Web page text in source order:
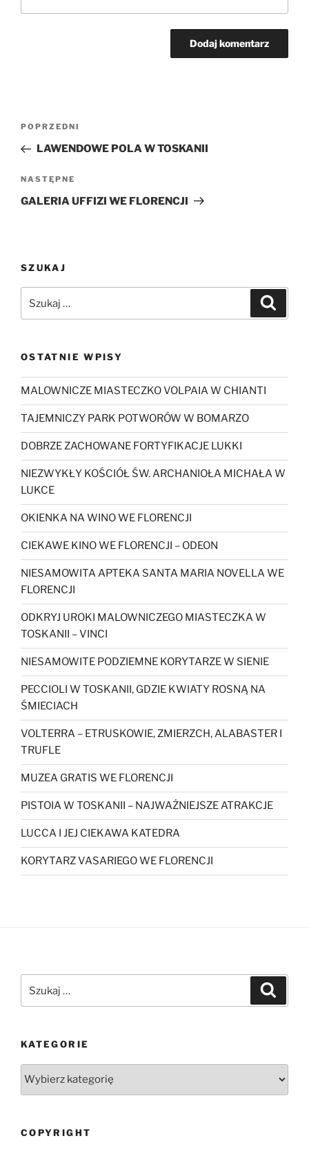
Nawigacja
Poprzedni
wpis
POPRZEDNI
LAWENDOWE POLA W TOSKANII
Następny
wpis
NASTĘPNE
GALERIA UFFIZI WE FLORENCJI
SZUKAJ
OSTATNIE WPISY
MALOWNICZE MIASTECZKO VOLPAIA W CHIANTI
TAJEMNICZY PARK POTWORÓW W BOMARZO
DOBRZE ZACHOWANE FORTYFIKACJE LUKKI
NIEZWYKŁY KOŚCIÓŁ ŚW. ARCHANIOŁA MICHAŁA W
LUKCE
OKIENKA NA WINO WE FLORENCJI
CIEKAWE KINO WE FLORENCJI – ODEON
NIESAMOWITA APTEKA SANTA MARIA NOVELLA WE
FLORENCJI
ODKRYJ UROKI MALOWNICZEGO MIASTECZKA W
TOSKANII – VINCI
NIESAMOWITE PODZIEMNE KORYTARZE W SIENIE
PECCIOLI W TOSKANII, GDZIE KWIATY ROSNĄ NA
ŚMIECIACH
VOLTERRA – ETRUSKOWIE, ZMIERZCH, ALABASTER I
TRUFLE
MUZEA GRATIS WE FLORENCJI
PISTOIA W TOSKANII – NAJWAŻNIEJSZE ATRAKCJE
LUCCA I JEJ CIEKAWA KATEDRA
KORYTARZ VASARIEGO WE FLORENCJI
KATEGORIE
COPYRIGHT